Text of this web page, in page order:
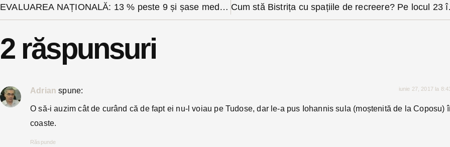
EVALUAREA NAȚIONALĂ: 13 % peste 9 și șase medii de10 anul acesta în Bistrița-Năsăud
Cum
2 răspunsuri
Adrian spune: iunie 27, 2017 la
O să-i auzim cât de curând că de fapt ei nu-l voiau pe Tudose, dar le-a pus Iohannis sula (moștenită de la Coposu)
coaste.
Răspunde